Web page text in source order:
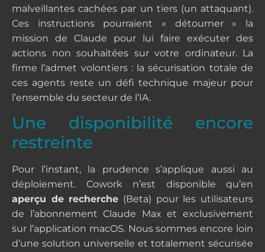
malveillantes cachées par un tiers (un attaquant).
Ces instructions pourraient « détourner » la
mission de Claude pour lui faire exécuter des
actions non souhaitées sur votre ordinateur. La
firme l’admet volontiers : la sécurisation totale de
ces agents reste un défi technique majeur pour
l’ensemble du secteur de l’IA.
Une disponibilité encore
restreinte
Pour l’instant, la prudence s’applique aussi au
déploiement. Cowork n’est disponible qu’en
aperçu de recherche (Beta) pour les utilisateurs
de l’abonnement Claude Max et exclusivement
sur l’application macOS. Nous sommes encore loin
d’une solution universelle et totalement sécurisée